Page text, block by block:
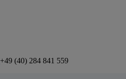
+49 (40) 284 841 559